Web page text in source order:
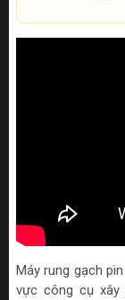
Máy rung gạch
vực công cụ xây